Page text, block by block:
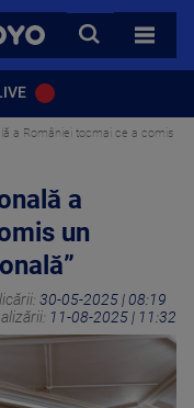
VOYO
CAUTA
TOATE
a României tocmai ce a comis
a
un
30-05-2025 | 08:19
11-08-2025 | 11:32